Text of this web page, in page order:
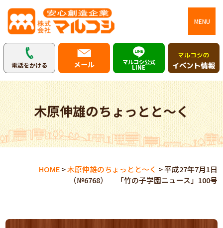
MENU
電話をかける メール マルコシ公式
LINE
木原伸雄のちょっとと～く
HOME>木原伸雄のちょっとと～く >平成27年7月1日
（№6768） 「竹の子学園ニュース」100号